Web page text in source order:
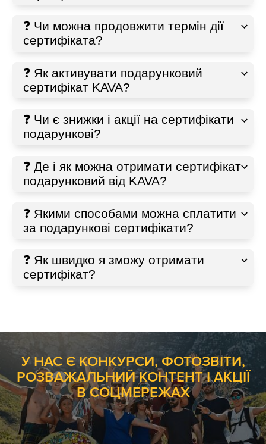
❓ Чи можна продовжити термін дії
сертифіката?
❓ Як активувати подарунковий
сертифікат KAVA?
❓ Чи є знижки і акції на сертифікати
подарункові?
❓ Де і як можна отримати сертифікат
подарунковий від KAVA?
❓ Якими способами можна сплатити
за подарункові сертифікати?
❓ Як швидко я зможу отримати
сертифікат?
У НАС Є КОНКУРСИ, ФОТОЗВІТИ,
РОЗВАЖАЛЬНИЙ КОНТЕНТ І АКЦІЇ
В СОЦМЕРЕЖАХ